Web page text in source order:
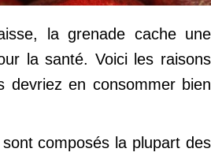
la grenade cache une
la santé. Voici les raisons
devriez en consommer bien
composés la plupart des